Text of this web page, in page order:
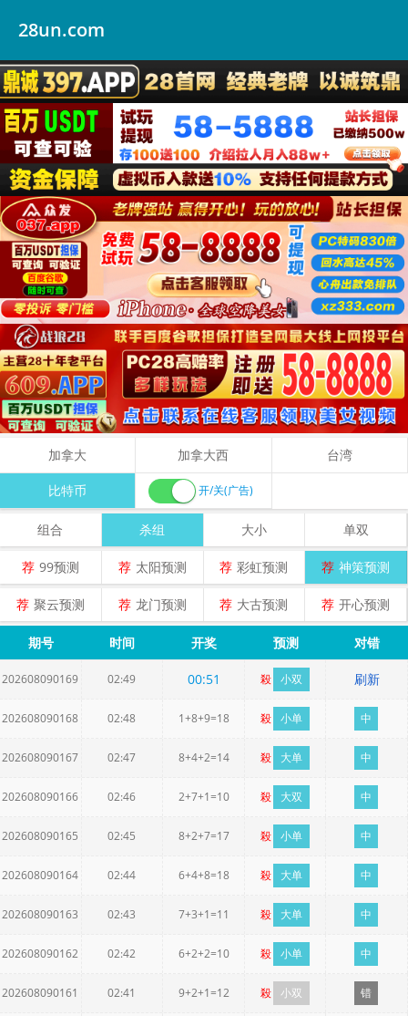
28un.com
加拿大 加拿大西 台湾
比特币 开/关(广告)
组合 杀组 大小 单双
荐 99预测 荐 太阳预测 荐 彩虹预测 荐 神策预测
荐 聚云预测 荐 龙门预测 荐 大古预测 荐 开心预测
期号 时间 开奖 预测 对错
202608090169 02:49 00:50 殺 小双 刷新
202608090168 02:48 1+8+9=18 殺 小单 中
202608090167 02:47 8+4+2=14 殺 大单 中
202608090166 02:46 2+7+1=10 殺 大双 中
202608090165 02:45 8+2+7=17 殺 小单 中
202608090164 02:44 6+4+8=18 殺 大单 中
202608090163 02:43 7+3+1=11 殺 大单 中
202608090162 02:42 6+2+2=10 殺 小单 中
202608090161 02:41 9+2+1=12 殺 小双 错